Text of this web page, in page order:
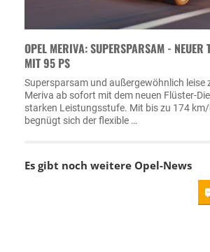
OPEL MERIVA: SUPERSPARSAM - NEUER
MIT 95 PS
Supersparsam und außergewöhnlich leise
Meriva ab sofort mit dem neuen Flüster-
starken Leistungsstufe. Mit bis zu 174
begnügt sich der flexible …
Es gibt noch weitere Opel-News